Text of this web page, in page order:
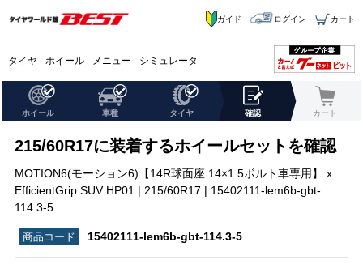
タイヤ ホイール メニュー シミュレータ
ガイド ログイン カート
ホイール 車種 タイヤ 確認 カート
215/60R17に装着するホイールセットを確認
MOTION6(モーション6)【14R球面座 14×1.5ボルト車専用】 x
EfficientGrip SUV HP01 | 215/60R17 | 15402111-lem6b-gbt-
114.3-5
15402111-lem6b-gbt-114.3-5